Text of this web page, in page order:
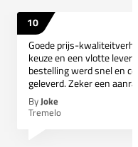
10
Goede prijs-
keuze en een vlotte
bestelling werd snel en
geleverd. Zeker een
ByJoke
Tremelo